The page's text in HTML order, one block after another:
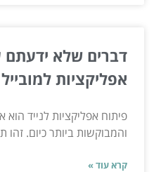
דברים שלא ידעתם
אפליקציות למובייל
פיתוח אפליקציות לנייד הוא
והמבוקשות ביותר כיום.
קרא עוד »